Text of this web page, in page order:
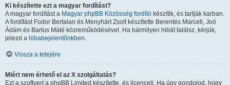
Ki készítette ezt a magyar fordítást?
A magyar fordítást a Magyar phpBB Közösség fordító készítik, és tartják karban.
A fordítást Fodor Bertalan és Menyhárt Zsolt készítette Berentés Marcell, Joó
Ádám és Bartus Máté közreműködésével. Ha bármilyen hibát találsz, kérjük,
jelezd a hibabejelentőnkben.
Vissza a tetejére
Miért nem érhető el az X szolgáltatás?
Ezt a szoftvert a phpBB Limited készítette, és licenceli. Ha úgy gondolod, hogy